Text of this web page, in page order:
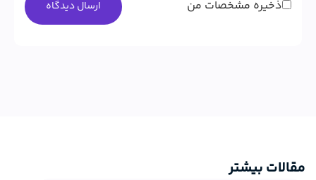
ذخیره مشخصات من
مقالات بیشتر